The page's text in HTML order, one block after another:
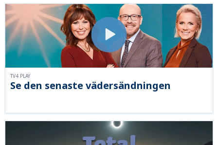
Se den senaste vädersändningen
TV4 PLAY